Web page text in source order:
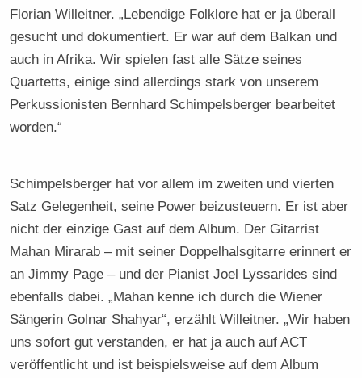
Florian Willeitner. „Lebendige Folklore hat er ja überall
gesucht und dokumentiert. Er war auf dem Balkan und
auch in Afrika. Wir spielen fast alle Sätze seines
Quartetts, einige sind allerdings stark von unserem
Perkussionisten Bernhard Schimpelsberger bearbeitet
worden.“
Schimpelsberger hat vor allem im zweiten und vierten
Satz Gelegenheit, seine Power beizusteuern. Er ist aber
nicht der einzige Gast auf dem Album. Der Gitarrist
Mahan Mirarab – mit seiner Doppelhalsgitarre erinnert er
an Jimmy Page – und der Pianist Joel Lyssarides sind
ebenfalls dabei. „Mahan kenne ich durch die Wiener
Sängerin Golnar Shahyar“, erzählt Willeitner. „Wir haben
uns sofort gut verstanden, er hat ja auch auf ACT
veröffentlicht und ist beispielsweise auf dem Album